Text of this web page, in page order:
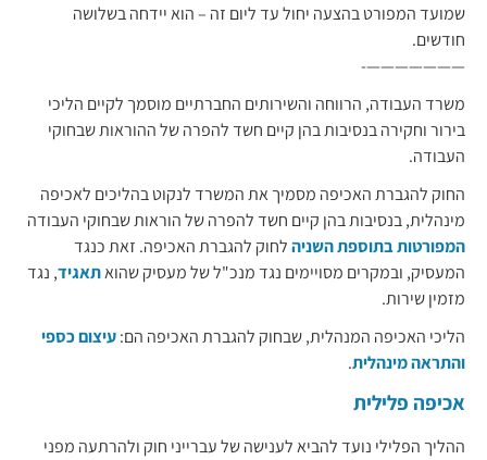
שמועד המפורט בהצעה יחול עד ליום זה – הוא יידחה בשלושה
חודשים.
———————-
​משרד העבודה, הרווחה והשירותים החברתיים מוסמך לקיים הליכי
בירור וחקירה בנסיבות בהן קיים חשד להפרה של ההוראות שבחוקי
העבודה.
החוק להגברת האכיפה מסמיך את המשרד לנקוט בהליכים לאכיפה
מינהלית, בנסיבות בהן קיים חשד להפרה של הוראות שבחוקי העבודה
המפורטות בתוספת השניה​לחוק להגברת האכיפה. זאת כנגד
המעסיק, ובמקרים מסויימים נגד מנכ"ל של מעסיק שהואתאגיד, נגד
מזמין שירות.
הליכי האכיפה המנהלית, שבחוק להגברת האכיפה הם:עיצום כספי​
והתראה מינהלית.
אכיפה פלילית
​ההליך הפלילי נועד להביא לענישה של עברייני חוק ולהרתעה מפני